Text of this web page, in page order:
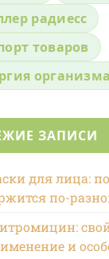
радиесс
товаров
организма
ЗАПИСИ
для лица:
по-
и